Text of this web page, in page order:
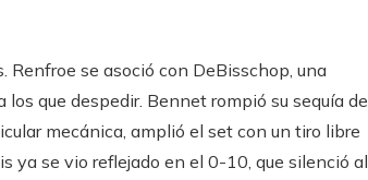
Renfroe se asoció con DeBisschop, una
que despedir. Bennet rompió su sequía de
mecánica, amplió el set con un tiro libre
ya se vio reflejado en el 0-10, que silenció al